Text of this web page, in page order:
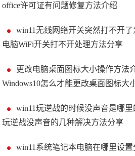
office许可证有问题修复方法介绍
win11无线网络开关突然打不开了
电脑WiFi开关打不开处理方法分享
更改电脑桌面图标大小操作方法
Windows10怎么才能更改桌面图标大
win11玩逆战的时候没声音是哪里
玩逆战没声音的几种解决方法分享
win11系统笔记本电脑在哪里设置